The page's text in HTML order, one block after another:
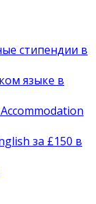
стипендии в
языке в
за £150 в